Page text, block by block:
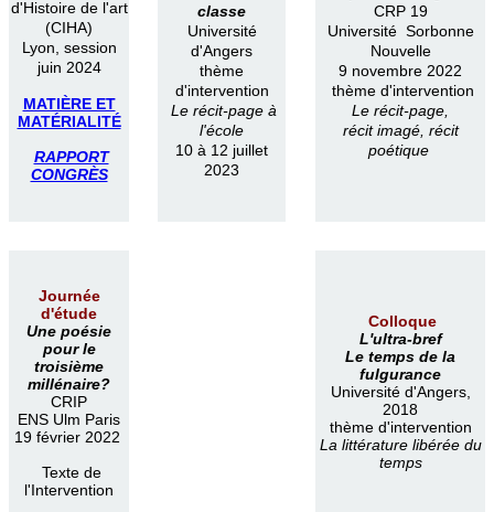
d'Histoire de l'art
(CIHA)
Lyon, session
juin 2024
MATIÈRE ET
MATÉRIALITÉ
RAPPORT
CONGRÈS
classe
Université
d'Angers
thème
d'intervention
Le récit-page à
l'école
10 à 12 juillet
2023
CRP 19
Université Sorbonne
Nouvelle
9 novembre 2022
thème d'intervention
Le récit-page,
récit imagé, récit
poétique
Journée
d'étude
Une poésie
pour le
troisième
millénaire?
CRIP
ENS Ulm Paris
19 février 2022
Texte de
l'Intervention
Colloque
L'ultra-bref
Le temps de la
fulgurance
Université d'Angers,
2018
thème d'intervention
La littérature libérée du
temps